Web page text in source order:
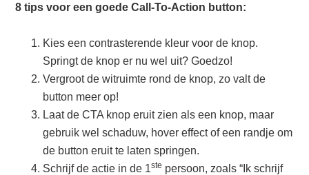
8 tips voor een goede Call-To-Action button:
Kies een contrasterende kleur voor de knop.
Springt de knop er nu wel uit? Goedzo!
Vergroot de witruimte rond de knop, zo valt de
button meer op!
Laat de CTA knop eruit zien als een knop, maar
gebruik wel schaduw, hover effect of een randje om
de button eruit te laten springen.
Schrijf de actie in de 1ste persoon, zoals “Ik schrijf